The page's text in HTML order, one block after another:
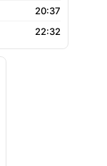
20:37
22:32